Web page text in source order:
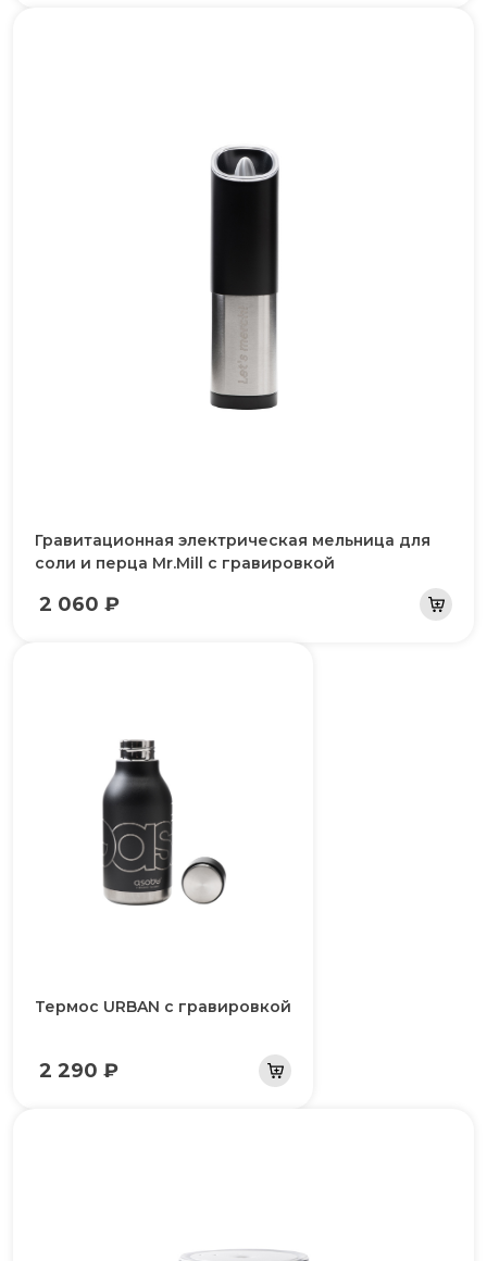
Гравитационная электрическая мельница для
соли и перца Mr.Mill с гравировкой
2 060 ₽
Термос URBAN с гравировкой
2 290 ₽